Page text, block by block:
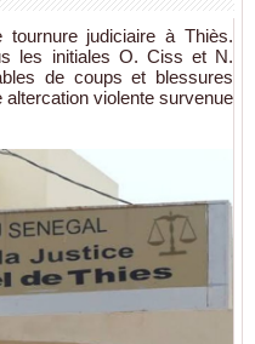
judiciaire à Thiès.
les initiales O. Ciss et N.
de coups et blessures
violente survenue